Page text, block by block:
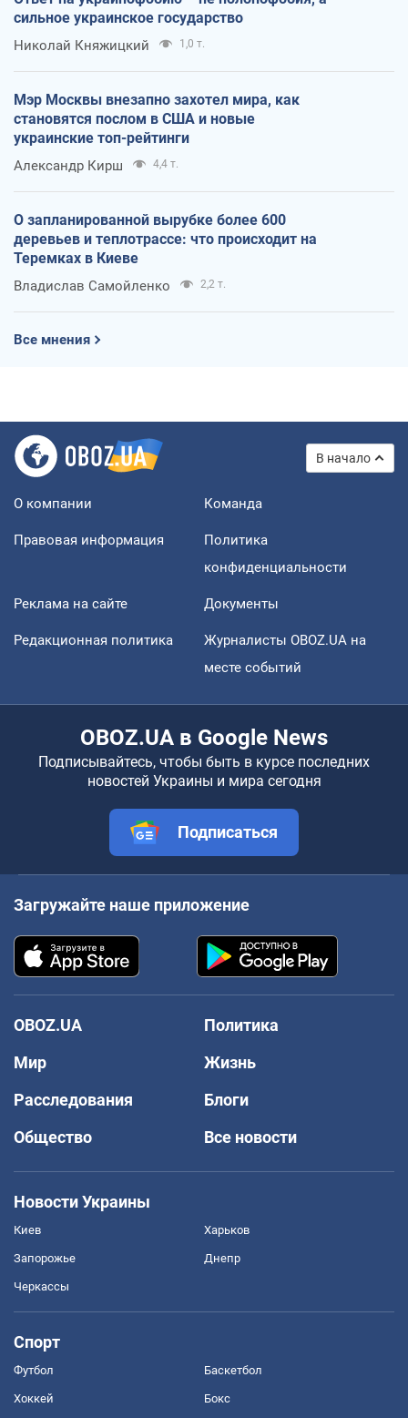
сильное украинское государство
Николай Княжицкий 1,0 т.
Мэр Москвы внезапно захотел мира, как
становятся послом в США и новые
украинские топ-рейтинги
Александр Кирш 4,4 т.
О запланированной вырубке более 600
деревьев и теплотрассе: что происходит на
Теремках в Киеве
Владислав Самойленко 2,2 т.
Все мнения
В начало
О компании Команда
Правовая информация
Политика
конфиденциальности
Реклама на сайте Документы
Редакционная политика
Журналисты OBOZ.UA на
месте событий
OBOZ.UA в Google News
Подписывайтесь, чтобы быть в курсе последних
новостей Украины и мира сегодня
Подписаться
Загружайте наше приложение
OBOZ.UA
Политика
Мир
Жизнь
Расследования
Блоги
Общество
Все новости
Новости Украины
Киев Харьков
Запорожье Днепр
Черкассы
Спорт
Футбол Баскетбол
Хоккей Бокс